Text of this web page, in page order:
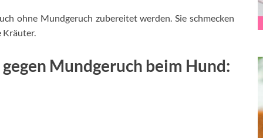
ohne Mundgeruch zubereitet werden. Sie schmecken
Kräuter.
Mundgeruch beim Hund: